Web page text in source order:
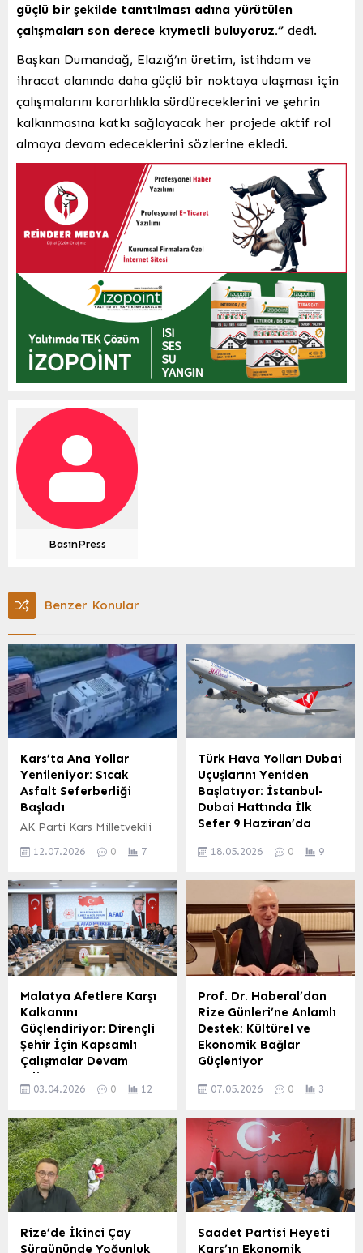
güçlü bir şekilde tanıtılması adına yürütülen
çalışmaları son derece kıymetli buluyoruz.” dedi.
Başkan Dumandağ, Elazığ’ın üretim, istihdam ve
ihracat alanında daha güçlü bir noktaya ulaşması için
çalışmalarını kararlılıkla sürdüreceklerini ve şehrin
kalkınmasına katkı sağlayacak her projede aktif rol
almaya devam edeceklerini sözlerine ekledi.
BasınPress
Benzer Konular
Kars’ta Ana Yollar
Yenileniyor: Sıcak
Asfalt Seferberliği
Başladı
AK Parti Kars Milletvekili
ve talimatları sonucunda,
Müdürlüğü ekipleri Kars
şehir merkezindeki ana
arterlerde kapsamlı bir
asfalt yenileme
çalışmasına başladı. Bu
önemli proje ile kent içi
ulaşım ağının kalitesi
artırılacak. Çalışmaların ilk
aşamasında, yıpranmış ve
eskiyen asfalt zeminler
modern iş makineleriyle
titizlikle sökülerek, yeni...
12.07.2026 0 7
Türk Hava Yolları Dubai
Uçuşlarını Yeniden
Başlatıyor: İstanbul-
Dubai Hattında İlk
Sefer 9 Haziran’da
gerilim nedeniyle 28
Doğu hava sahaları, Türk
Hava Yolları’nın (THY)
Dubai seferlerinin yeniden
başlamasına olanak
sağladı. THY İletişim
Başkanlığı’ndan yapılan
açıklamaya göre,
İstanbul-Dubai arasındaki
ilk uçuş 9 Haziran Salı
günü saat 01:30’da
gerçekleştirilecek. Bu
gelişme, bölgedeki
normalleşme sürecinin bir
değerlendiriliyor. Daha...
18.05.2026 0 9
Malatya Afetlere Karşı
Kalkanını
Güçlendiriyor: Dirençli
Şehir İçin Kapsamlı
Çalışmalar Devam
Ediyor
Malatya’da, olası afetlerin
indirmek ve şehri daha
dirençli hale getirmek
amacıyla yürütülen
çalışmalar hız kazandı.
Vali Seddar Yavuz,
kentteki afet risk azaltma
planlarının gözden
geçirildiği bir toplantıda
03.04.2026 0 12
Prof. Dr. Haberal’dan
Rize Günleri’ne Anlamlı
Destek: Kültürel ve
Ekonomik Bağlar
Güçleniyor
kurucusu Prof. Dr. Mehmet
hizmet binasını açan Rize
Pazarlar Gençlik Spor ve
Dayanışma Derneği
Başkanı Selahaddin Bal’a
bir kutlama mesajı
gönderdi. Haberal, 7-10
Mayıs tarihleri arasında
düzenlenen ‘Başkentte
07.05.2026 0 3
Rize’de İkinci Çay
Sürgününde Yoğunluk
Saadet Partisi Heyeti
Kars’ın Ekonomik